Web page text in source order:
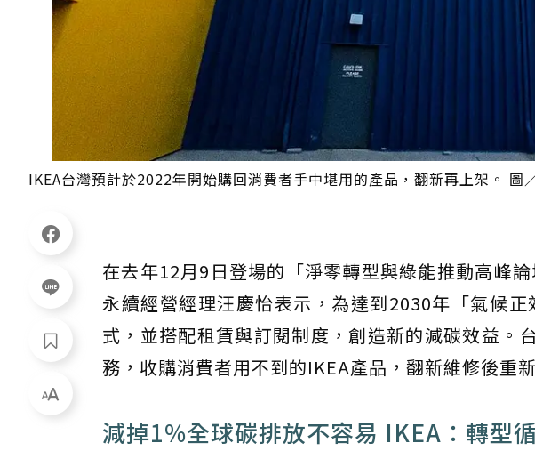
IKEA台灣預計於2022年開始購回消費者手中堪用的產品，翻新再上架。 圖
在去年12月9日登場的「淨零轉型與綠能推動高峰
永續經營經理汪慶怡表示，為達到2030年「氣候
式，並搭配租賃與訂閱制度，創造新的減碳效益。
務，收購消費者用不到的IKEA產品，翻新維修後重
減掉1%全球碳排放不容易 IKEA：轉型